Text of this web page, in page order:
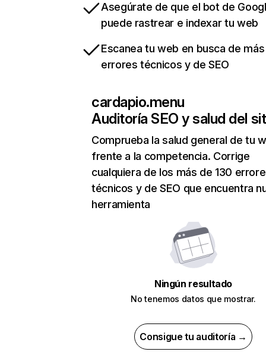
Asegúrate de que el bot de
puede rastrear e indexar tu web
Escanea tu web en busca de
errores técnicos y de SEO
cardapio.menu
Auditoría SEO y salud del
Comprueba la salud general de tu
frente a la competencia. Corrige
cualquiera de los más de 130
técnicos y de SEO que encuentra
herramienta
Ningún resultado
No tenemos datos que mostrar.
Consigue tu auditoría →